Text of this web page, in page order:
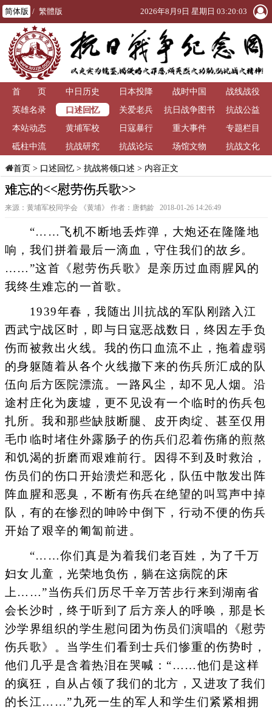
简体版 / 繁體版 2026年8月9日 星期日 03:20:03
首 页 中日历史 日本投降 战时中国
战线战役
英雄名录
口述回忆 关爱老兵
抗日战争图书
馆
抗战公益
本站动态
黄埔军校 日寇暴行 重大事件
专题栏目
砥柱中流
抗战研究 抗战论坛 场馆文物 抗战文化
首页> 口述回忆> 抗战将领口述 > 内容正文
难忘的<<慰劳伤兵歌>>
来源：黄埔军校同学会 《黄埔》 作者：唐鹤龄 2018-01-26 14:26:49
“……飞机不断地丢炸弹，大炮还在隆隆地
响，我们拼着最后一滴血，守住我们的故乡。
……”这首《慰劳伤兵歌》是亲历过血雨腥风的
我终生难忘的一首歌。
1939年春，我随出川抗战的军队刚踏入江
西武宁战区时，即与日寇恶战数日，终因左手负
伤而被救出火线。我的伤口血流不止，拖着虚弱
的身躯随着从各个火线撤下来的伤兵所汇成的队
伍向后方医院漂流。一路风尘，却不见人烟。沿
途村庄化为废墟，更不见设有一个临时的伤兵包
扎所。我和那些缺肢断腿、皮开肉绽、甚至仅用
毛巾临时堵住外露肠子的伤兵们忍着伤痛的煎熬
和饥渴的折磨而艰难前行。因得不到及时救治，
伤员们的伤口开始溃烂和恶化，队伍中散发出阵
阵血腥和恶臭，不断有伤兵在绝望的叫骂声中掉
队，有的在惨烈的呻吟中倒下，行动不便的伤兵
开始了艰辛的匍匐前进。
“……你们真是为着我们老百姓，为了千万
妇女儿童，光荣地负伤，躺在这病院的床
上……”当伤兵们历尽千辛万苦步行来到湖南省
会长沙时，终于听到了后方亲人的呼唤，那是长
沙学界组织的学生慰问团为伤员们演唱的《慰劳
伤兵歌》。当学生们看到士兵们惨重的伤势时，
他们几乎是含着热泪在哭喊：“……他们是这样
的疯狂，自从占领了我们的北方，又进攻了我们
的长江……”九死一生的军人和学生们紧紧相拥